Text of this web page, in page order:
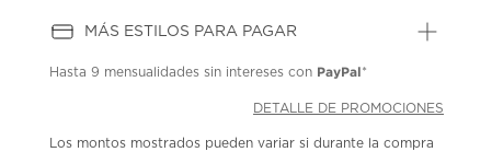
MÁS ESTILOS PARA PAGAR
Hasta9 mensualidades sin intereses con PayPal*
DETALLE DE PROMOCIONES
Los montos mostrados pueden variar si durante la compra